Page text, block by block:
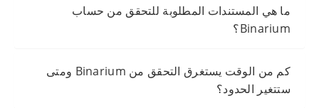
ما هي المستندات المطلوبة للتحقق من حساب
Binarium؟
كم من الوقت يستغرق التحقق من Binarium ومتى
ستتغير الحدود؟